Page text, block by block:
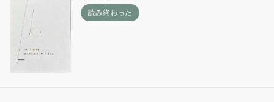
読み終わった